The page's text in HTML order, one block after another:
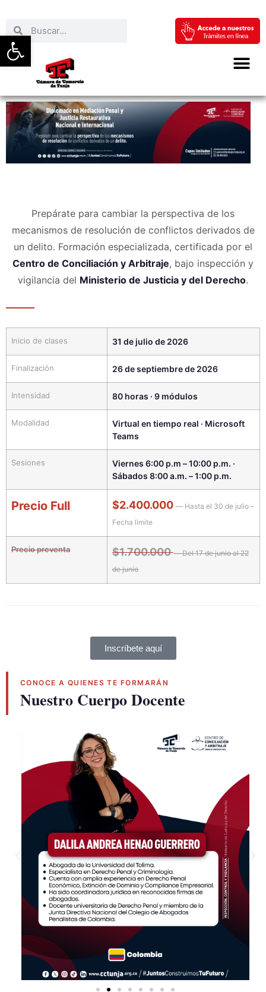
Abrir barra de herramientas
Prepárate para cambiar la perspectiva de los
mecanismos de resolución de conflictos derivados de
un delito. Formación especializada, certificada por el
Centro de Conciliación y Arbitraje, bajo inspección y
vigilancia del Ministerio de Justicia y del Derecho.
Inicio de clases 31 de julio de 2026
Finalización 26 de septiembre de 2026
Intensidad 80 horas · 9 módulos
Modalidad
Virtual en tiempo real · Microsoft
Teams
Sesiones
Viernes 6:00 p.m – 10:00 p.m. ·
Sábados 8:00 a.m. – 1:00 p.m.
Precio Full $2.400.000 — Hasta el 30 de julio –
Fecha limite
Precio preventa $1.700.000— Del 17 de junio al 22
de junio
Inscríbete aquí
CONOCE A QUIENES TE FORMARÁN
Nuestro Cuerpo Docente